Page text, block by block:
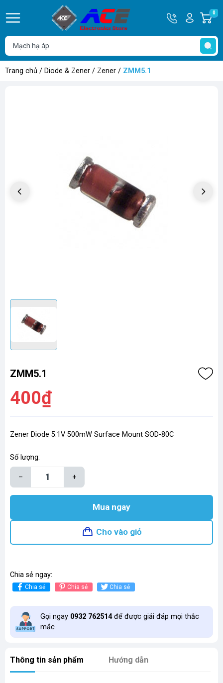
Hotline
0932
762514
Tài
khoản
Hello,
Khách
0
Trang chủ / Diode & Zener / Zener / ZMM5.1
ZMM5.1
400₫
Zener Diode 5.1V 500mW Surface Mount SOD-80C
Số lượng:
– +
Mua ngay
Cho vào giỏ
Chia sẻ ngay:
Chia sẻ Chia sẻ Chia sẻ
Gọi ngay 0932 762514để được giải đáp mọi thắc
mắc
Thông tin sản phẩm Hướng dẫn